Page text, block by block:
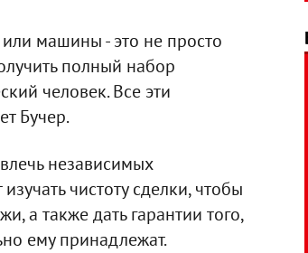
машины - это не просто
полный набор
человек. Все эти
Бучер.
независимых
чистоту сделки, чтобы
а также дать гарантии того,
ему принадлежат.